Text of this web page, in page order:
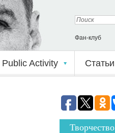
Фан-клуб
Public Activity Статьи
Творчество